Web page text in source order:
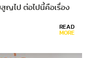
ญไป ต่อไปนี้คือเรื่อง
READ
MORE